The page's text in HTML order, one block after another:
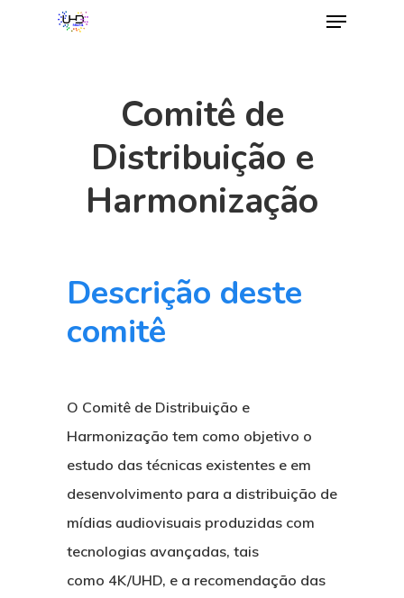
Hit enter to search or ESC to close
Comitê de
Distribuição e
Harmonização
Descrição deste
comitê
O Comitê de Distribuição e
Harmonização tem como objetivo o
estudo das técnicas existentes e em
desenvolvimento para a distribuição de
mídias audiovisuais produzidas com
tecnologias avançadas, tais
como 4K/UHD, e a recomendação das